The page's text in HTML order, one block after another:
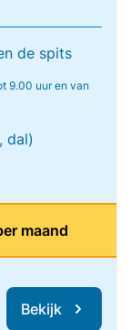
de spits
9.00 uur en van
dal)
maand
Bekijk